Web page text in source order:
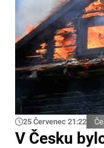
25 Červenec 21:22
V Česku